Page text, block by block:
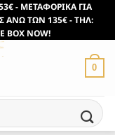
- ΜΕΤΑΦΟΡΙΚΑ ΓΙΑ
ΑΝΩ ΤΩΝ 135€ - ΤΗΛ:
BOX NOW!
0